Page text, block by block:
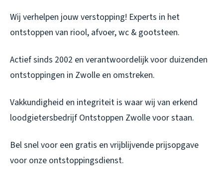
Wij verhelpen jouw verstopping! Experts in het
ontstoppen van riool, afvoer, wc & gootsteen.
Actief sinds 2002 en verantwoordelijk voor duizenden
ontstoppingen in Zwolle en omstreken.
Vakkundigheid en integriteit is waar wij van erkend
loodgietersbedrijf Ontstoppen Zwolle voor staan.
Bel snel voor een gratis en vrijblijvende prijsopgave
voor onze ontstoppingsdienst.